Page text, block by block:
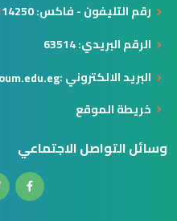
رقم التليفون - فاكس: 084/2114250
الرقم البريدي: 63514
البريد الالكتروني :
خريطة الموقع
وسائل التواصل الاجتماعي